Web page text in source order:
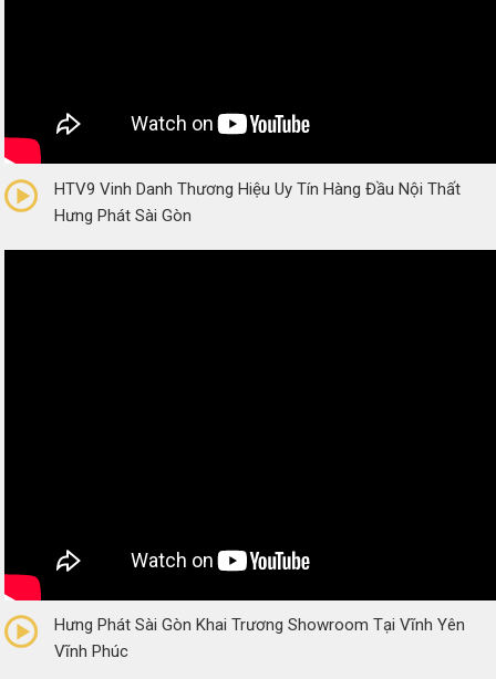
(0 Reviews)
HTV9 Vinh Danh Thương Hiệu Uy Tín Hàng Đầu Nội Thất
Hưng Phát Sài Gòn
(0 Reviews)
Hưng Phát Sài Gòn Khai Trương Showroom Tại Vĩnh Yên
Vĩnh Phúc